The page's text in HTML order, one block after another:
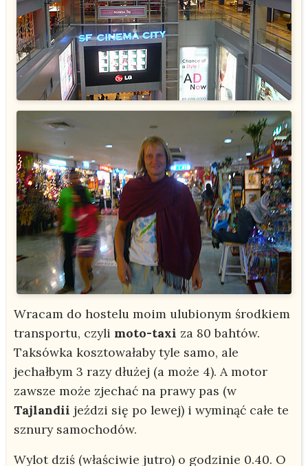
Wracam do hostelu moim ulubionym środkiem
transportu, czyli moto-taxi za 80 bahtów.
Taksówka kosztowałaby tyle samo, ale
jechałbym 3 razy dłużej (a może 4). A motor
zawsze może zjechać na prawy pas (w
Tajlandii jeździ się po lewej) i wyminąć całe te
sznury samochodów.
Wylot dziś (właściwie jutro) o godzinie 0.40. O